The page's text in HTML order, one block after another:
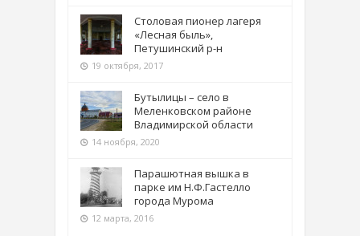
Столовая пионер лагеря
«Лесная быль»,
Петушинский р-н
19 октября, 2017
Бутылицы – село в
Меленковском районе
Владимирской области
14 ноября, 2020
Парашютная вышка в
парке им Н.Ф.Гастелло
города Мурома
12 марта, 2016